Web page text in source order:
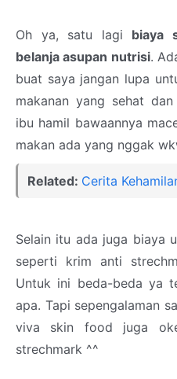
Oh ya, satu lagi biaya
belanja asupan nutrisi.
buat saya jangan lupa
makanan yang sehat
ibu hamil bawaannya
makan ada yang nggak
Related: Cerita
Selain itu ada juga biaya
seperti krim anti
Untuk ini beda-beda ya
apa. Tapi sepengalaman
viva skin food juga
strechmark ^^